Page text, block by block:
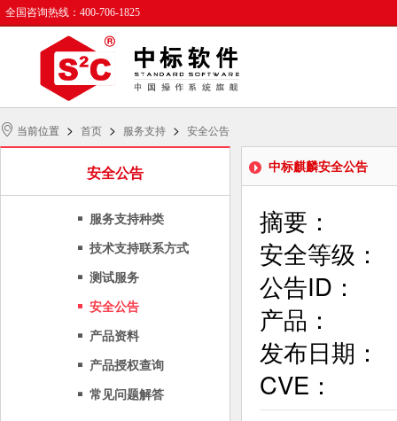
全国咨询热线：400-706-1825
当前位置 > 首页 > 服务支持 > 安全公告
安全公告
服务支持种类
技术支持联系方式
测试服务
安全公告
产品资料
产品授权查询
常见问题解答
中标麒麟安全公告
摘要：
安全等级：
公告ID：
产品：
发布日期：
CVE：